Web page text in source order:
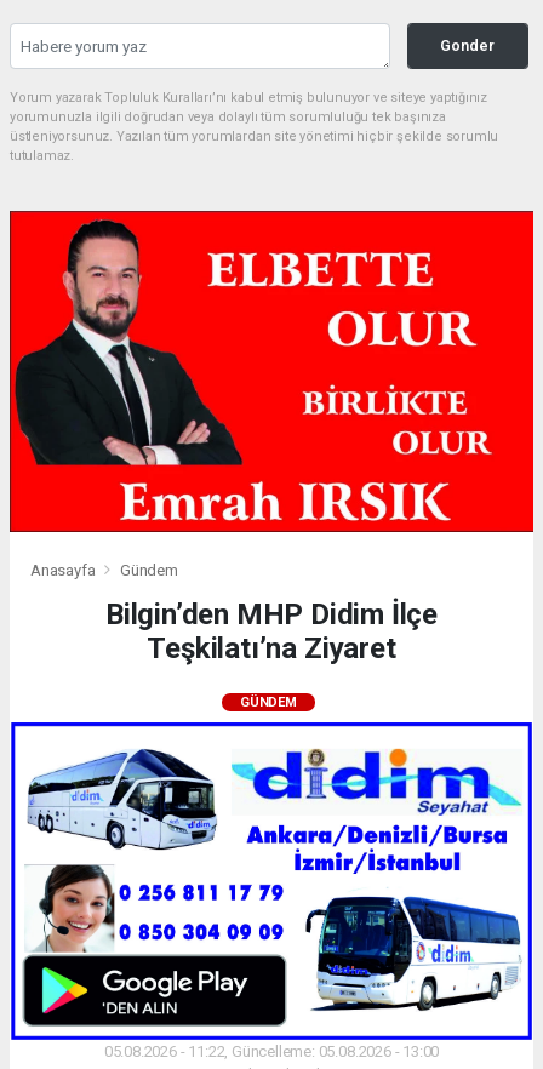
Gonder
Yorum yazarak Topluluk Kuralları’nı kabul etmiş bulunuyor ve siteye yaptığınız
yorumunuzla ilgili doğrudan veya dolaylı tüm sorumluluğu tek başınıza
üstleniyorsunuz. Yazılan tüm yorumlardan site yönetimi hiçbir şekilde sorumlu
tutulamaz.
Anasayfa Gündem
Bilgin’den MHP Didim İlçe
Teşkilatı’na Ziyaret
GÜNDEM
05.08.2026 - 11:22, Güncelleme: 05.08.2026 - 13:00